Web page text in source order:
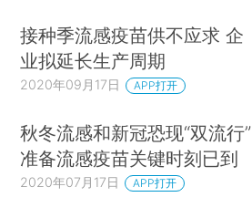
接种季流感疫苗供不应求 企
业拟延长生产周期
2020年09月17日 APP打开
秋冬流感和新冠恐现“双流行”
准备流感疫苗关键时刻已到
2020年07月17日 APP打开